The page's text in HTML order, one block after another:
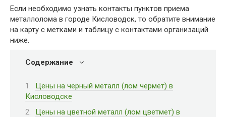
Если необходимо узнать контакты пунктов приема
металлолома в городе Кисловодск, то обратите внимание
на карту с метками и таблицу с контактами организаций
ниже.
Содержание
Цены на черный металл (лом чермет) в
Кисловодске
Цены на цветной металл (лом цветмет) в